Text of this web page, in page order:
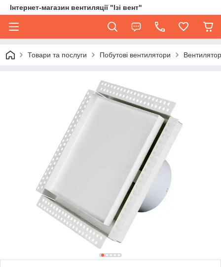
Інтернет-магазин вентиляції "Ізі вент"
Товари та послуги Побутові вентилятори